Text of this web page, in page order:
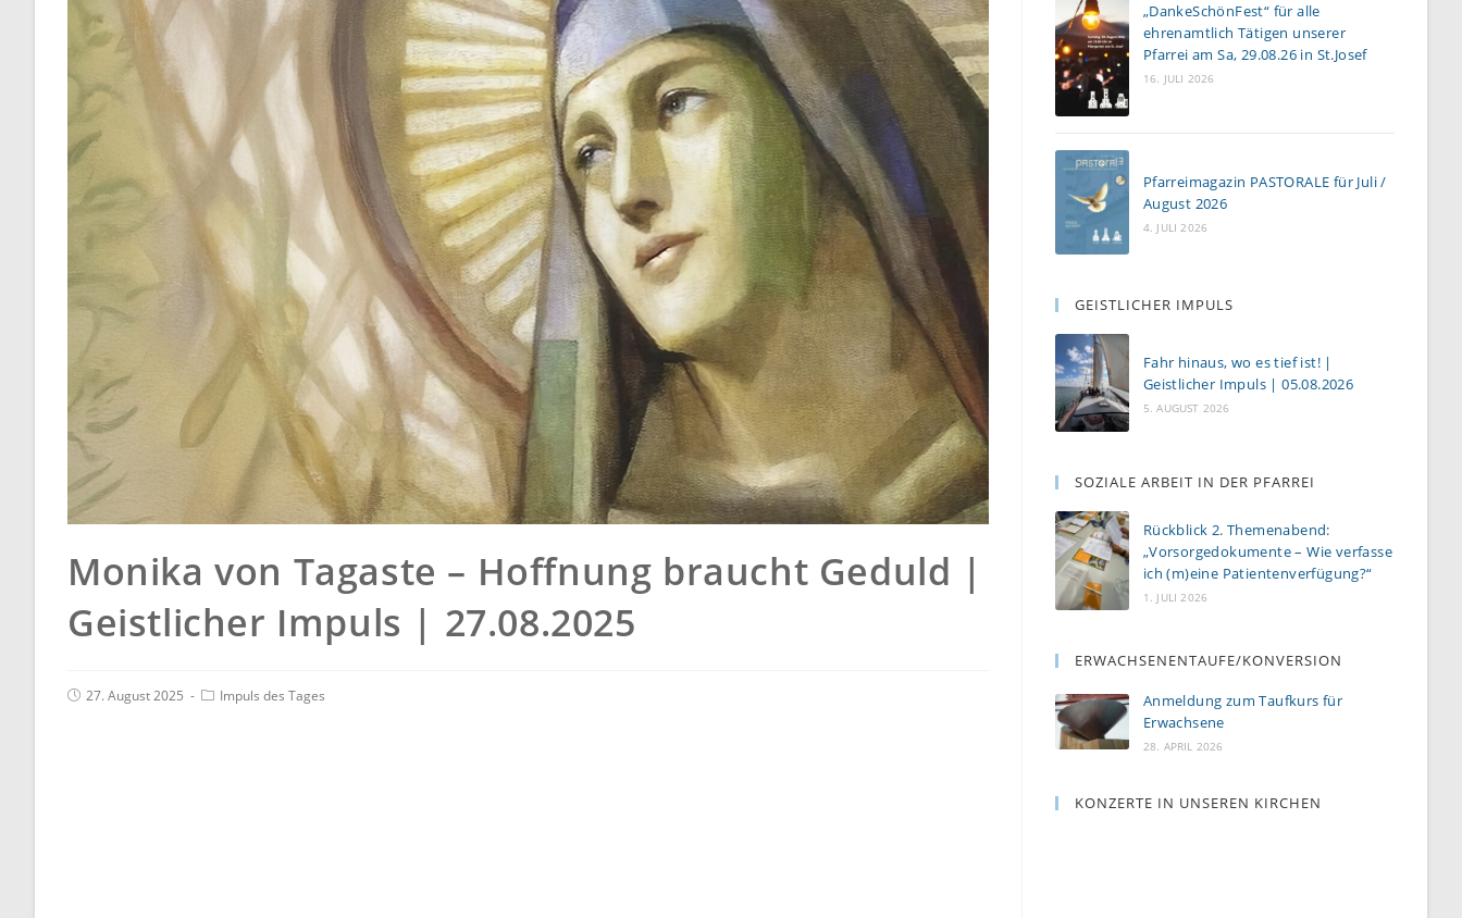
Monika von Tagaste – Hoffnung braucht Geduld |
Geistlicher Impuls | 27.08.2025
27. August 2025 Impuls des Tages
„DankeSchönFest“ für alle
ehrenamtlich Tätigen unserer
Pfarrei am Sa, 29.08.26 in St.Josef
16. JULI 2026
Pfarreimagazin PASTORALE für Juli /
August 2026
4. JULI 2026
GEISTLICHER IMPULS
Fahr hinaus, wo es tief ist! |
Geistlicher Impuls | 05.08.2026
5. AUGUST 2026
SOZIALE ARBEIT IN DER PFARREI
Rückblick 2. Themenabend:
„Vorsorgedokumente – Wie verfasse
ich (m)eine Patientenverfügung?“
1. JULI 2026
ERWACHSENENTAUFE/KONVERSION
Anmeldung zum Taufkurs für
Erwachsene
28. APRIL 2026
KONZERTE IN UNSEREN KIRCHEN